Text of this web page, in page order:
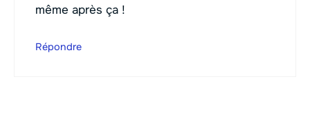
même après ça !
Répondre